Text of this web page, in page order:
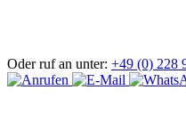
Oder ruf an unter: +49 (0) 228